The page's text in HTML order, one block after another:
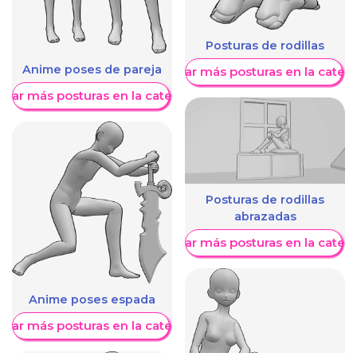
Anime poses de pareja
más posturas en la categoría
Anime poses espada
más posturas en la categoría
Posturas de rodillas
Mostrar más posturas en la
Posturas de rodillas
abrazadas
Mostrar más posturas en la